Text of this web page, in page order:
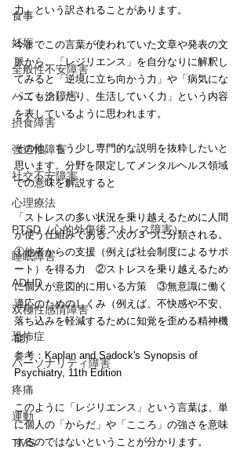
食事
妊娠
全般性不安障害
パニック障害
摂食障害
強迫性障害
社交不安障害
心理療法
PTSD（心的外傷後ストレス障害）
睡眠障害
ADHD
双極性感情障害
恐怖症
パーソナリティ障害
疼痛
運動
TMS
力」という訳されることがあります。
今までこの言葉が使われていた文章や発表の文
脈から、「レジリエンス」を自分なりに解釈し
てみると「逆境に立ち向かう力」や「病気にな
っても治したり、生活していく力」という内容
を表しているように思われます。
その他、もう少し専門的な説明を抜粋したいと
思います。分野を限定してメンタルヘルス領域
での意味を解説すると
「ストレスの多い状況を乗り越えるために人間
が使う仕組みである。次の３つに分類される。
①他者からの支援（例えば社会制度によるサポ
ート）を得る力　②ストレスを乗り越えるため
に個人が意図的に用いる方策　③無意識に働く
適応のためのしくみ（例えば、不快感や不安、
落ち込みを軽減するために知覚を歪める精神機
能）
参考：Kaplan and Sadock's Synopsis of
Psychiatry, 11th Edition
このように「レジリエンス」という言葉は、単
に個人の「からだ」や「こころ」の強さを意味
するのではないということが分かります。